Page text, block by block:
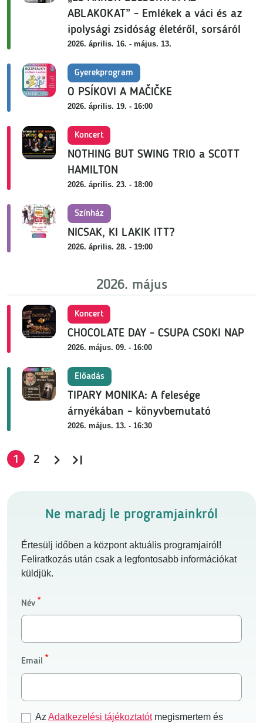
ABLAKOKAT” - Emlékek a váci és az
ipolysági zsidóság életéről, sorsáról
2026. április. 16. - május. 13.
O PSÍKOVI A MAČIČKE
Gyerekprogram
2026. április. 19. - 16:00
NOTHING BUT SWING TRIO a SCOTT
HAMILTON
Koncert
2026. április. 23. - 18:00
NICSAK, KI LAKIK ITT?
Színház
2026. április. 28. - 19:00
2026. május
CHOCOLATE DAY - CSUPA CSOKI NAP
Koncert
2026. május. 09. - 16:00
TIPARY MONIKA: A felesége
árnyékában - könyvbemutató
Előadás
2026. május. 13. - 16:30
Jelenlegi oldal
1 Oldal
2
Ne maradj le programjainkról
Értesülj időben a központ aktuális programjairól!
Feliratkozás után csak a legfontosabb információkat
küldjük.
Név
Email
Az Adatkezelési tájékoztatótmegismertem és